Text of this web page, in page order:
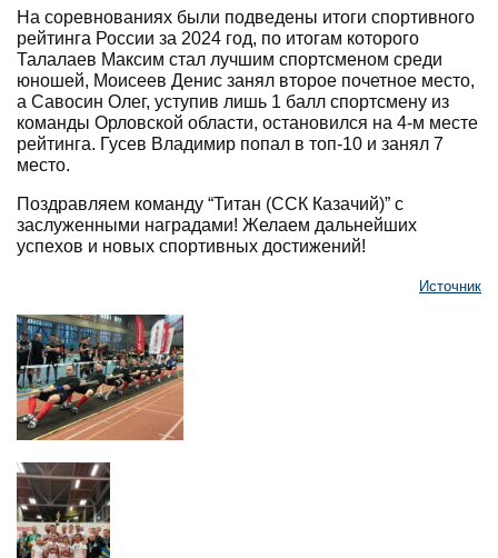
На соревнованиях были подведены итоги спортивного
рейтинга России за 2024 год, по итогам которого
Талалаев Максим стал лучшим спортсменом среди
юношей, Моисеев Денис занял второе почетное место,
а Савосин Олег, уступив лишь 1 балл спортсмену из
команды Орловской области, остановился на 4-м месте
рейтинга. Гусев Владимир попал в топ-10 и занял 7
место.
Поздравляем команду “Титан (ССК Казачий)” с
заслуженными наградами! Желаем дальнейших
успехов и новых спортивных достижений!
Источник